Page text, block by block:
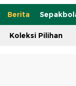
Berita
Koleksi Pilihan